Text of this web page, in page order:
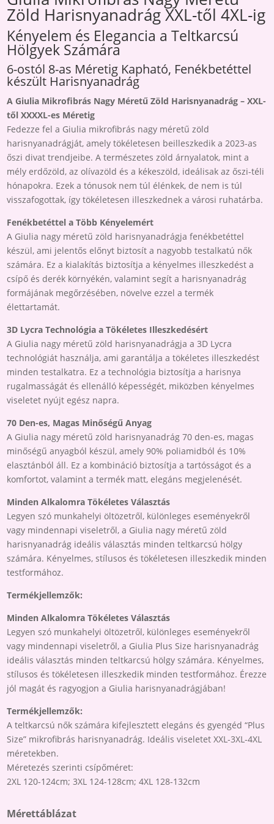
Zöld Harisnyanadrág XXL-től 4XL-ig
Kényelem és Elegancia a Teltkarcsú
Hölgyek Számára
6-ostól 8-as Méretig Kapható, Fenékbetéttel
készült Harisnyanadrág
A Giulia Mikrofibrás Nagy Méretű Zöld Harisnyanadrág – XXL-
től XXXXL-es Méretig
Fedezze fel a Giulia mikrofibrás nagy méretű zöld
harisnyanadrágját, amely tökéletesen beilleszkedik a 2023-as
őszi divat trendjeibe. A természetes zöld árnyalatok, mint a
mély erdőzöld, az olívazöld és a kékeszöld, ideálisak az őszi-téli
hónapokra. Ezek a tónusok nem túl élénkek, de nem is túl
visszafogottak, így tökéletesen illeszkednek a városi ruhatárba.
Fenékbetéttel a Több Kényelemért
A Giulia nagy méretű zöld harisnyanadrágja fenékbetéttel
készül, ami jelentős előnyt biztosít a nagyobb testalkatú nők
számára. Ez a kialakítás biztosítja a kényelmes illeszkedést a
csípő és derék környékén, valamint segít a harisnyanadrág
formájának megőrzésében, növelve ezzel a termék
élettartamát.
3D Lycra Technológia a Tökéletes Illeszkedésért
A Giulia nagy méretű zöld harisnyanadrágja a 3D Lycra
technológiát használja, ami garantálja a tökéletes illeszkedést
minden testalkatra. Ez a technológia biztosítja a harisnya
rugalmasságát és ellenálló képességét, miközben kényelmes
viseletet nyújt egész napra.
70 Den-es, Magas Minőségű Anyag
A Giulia nagy méretű zöld harisnyanadrág 70 den-es, magas
minőségű anyagból készül, amely 90% poliamidból és 10%
elasztánból áll. Ez a kombináció biztosítja a tartósságot és a
komfortot, valamint a termék matt, elegáns megjelenését.
Minden Alkalomra Tökéletes Választás
Legyen szó munkahelyi öltözetről, különleges eseményekről
vagy mindennapi viseletről, a Giulia nagy méretű zöld
harisnyanadrág ideális választás minden teltkarcsú hölgy
számára. Kényelmes, stílusos és tökéletesen illeszkedik minden
testformához.
Termékjellemzők:
Minden Alkalomra Tökéletes Választás
Legyen szó munkahelyi öltözetről, különleges eseményekről
vagy mindennapi viseletről, a Giulia Plus Size harisnyanadrág
ideális választás minden teltkarcsú hölgy számára. Kényelmes,
stílusos és tökéletesen illeszkedik minden testformához. Érezze
jól magát és ragyogjon a Giulia harisnyanadrágjában!
Termékjellemzők:
A teltkarcsú nők számára kifejlesztett elegáns és gyengéd “Plus
Size” mikrofibrás harisnyanadrág. Ideális viseletet XXL-3XL-4XL
méretekben.
Méretezés szerinti csípőméret:
2XL 120-124cm; 3XL 124-128cm; 4XL 128-132cm
Mérettáblázat